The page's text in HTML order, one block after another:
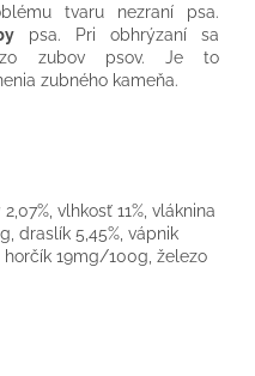
tvaru nezraní psa.
psa. Pri obhrýzaní sa
zo zubov psov. Je to
zubného kameňa.
vlhkosť 11%, vláknina
draslík 5,45%, vápnik
19mg/100g, železo